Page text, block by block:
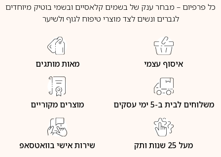
כל פרפיום – מבחר ענק של בשמים קלאסיים ובשמי בוטיק מיוחדים
לגברים ונשים לצד מוצרי טיפוח לגוף ולשיער
איסוף עצמי מאות מותגים
משלוחים לבית ב-5 ימי עסקים מוצרים מקוריים
מעל 25 שנות ותק שירות אישי בוואטסאפ